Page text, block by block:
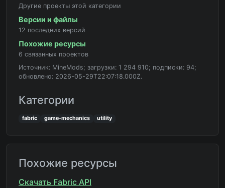
Другие проекты этой категории
Версии и файлы
12 последних версий
Похожие ресурсы
6 связанных проектов
Источник: MineMods; загрузки: 1 294 910; подписки: 94;
обновлено: 2026-05-29T22:07:18.000Z.
Категории
fabric game-mechanics utility
Похожие ресурсы
Скачать Fabric API